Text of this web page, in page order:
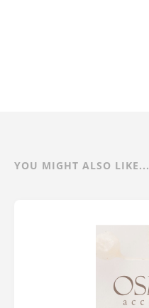
YOU MIGHT ALSO LIKE...